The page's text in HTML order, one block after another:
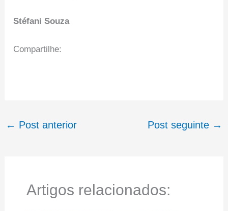
Stéfani Souza
Compartilhe:
← Post anterior Post seguinte →
Artigos relacionados: